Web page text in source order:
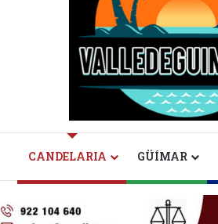
CANDELARIA GÜÍMAR